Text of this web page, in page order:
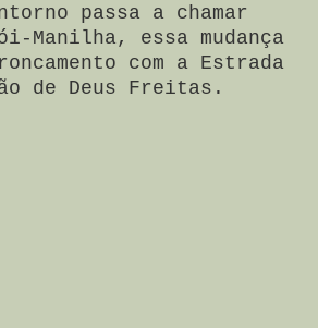
passa a chamar
Manilha, essa mudança
com a Estrada
de Deus Freitas.